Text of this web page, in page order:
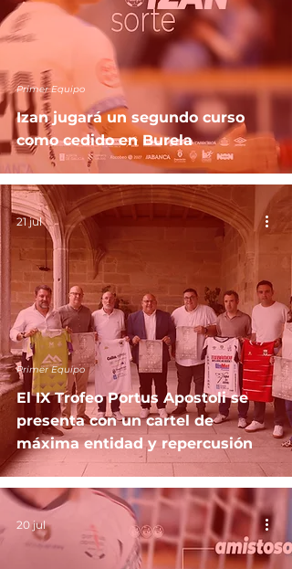
Izan jugará un segundo curso
como cedido en Burela
Primer Equipo
El IX Trofeo Portus Apostoli se
presenta con un cartel de
máxima entidad y repercusión
Primer Equipo
21 jul
20 jul